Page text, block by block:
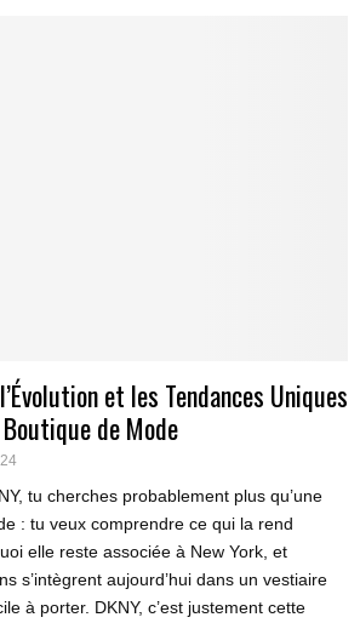
et les Tendances Uniques
de Mode
tu cherches probablement plus qu’une
: tu veux comprendre ce qui la rend
elle reste associée à New York, et
s’intègrent aujourd’hui dans un vestiaire
à porter. DKNY, c’est justement cette